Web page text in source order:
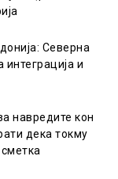
Северна
и
навредите кон
дека токму